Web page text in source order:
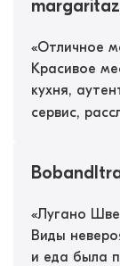
«Отличное
Красивое
кухня,
сервис,
«Лугано
Виды
и еда была